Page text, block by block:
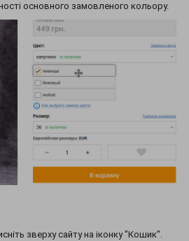
основного замовленого кольору.
зверху сайту на іконку "Кошик".